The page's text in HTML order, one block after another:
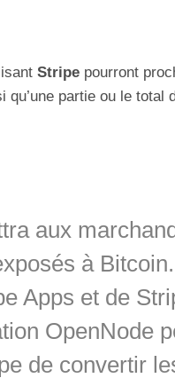
Stripe pourront
qu’une partie ou le total
aux
à
Apps et de
OpenNode
de convertir